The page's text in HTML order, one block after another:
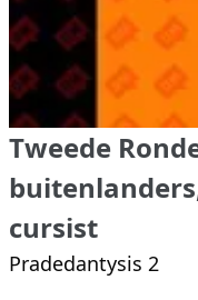
Tweede
cursist
Pradedantysis 2